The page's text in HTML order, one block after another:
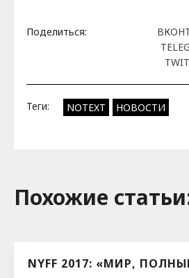
Поделиться:
Теги: NOTEXT НОВОСТИ
Похожие
NYFF 2017: «МИР,